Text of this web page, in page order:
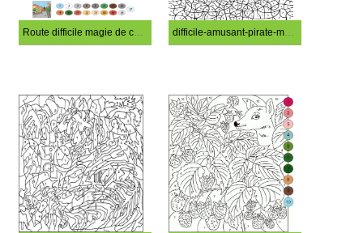
Route difficile magie de coloriage difficile-amusant-pirate-magie-coloriage